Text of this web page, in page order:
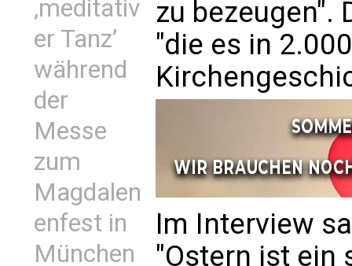
‚meditativ
er Tanz’
während
der
Messe
zum
Magdalen
enfest in
München
zu bezeugen".
"die es in
Im Interview
"Ostern ist ein